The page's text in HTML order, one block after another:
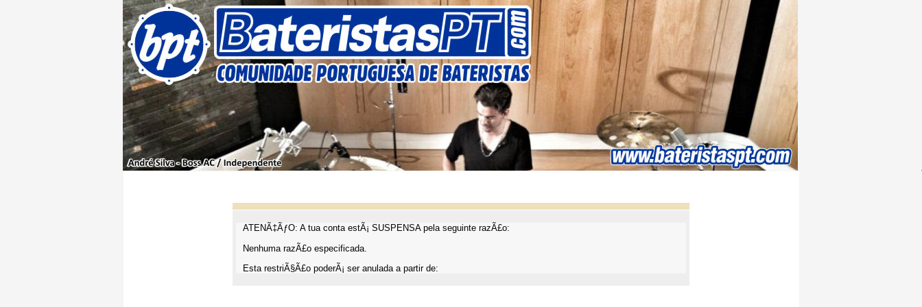
ATENÃ‡ÃƒO: A tua conta estÃ¡ SUSPENSA pela seguinte razÃ£o:
Nenhuma razÃ£o especificada.
Esta restriÃ§Ã£o poderÃ¡ ser anulada a partir de: